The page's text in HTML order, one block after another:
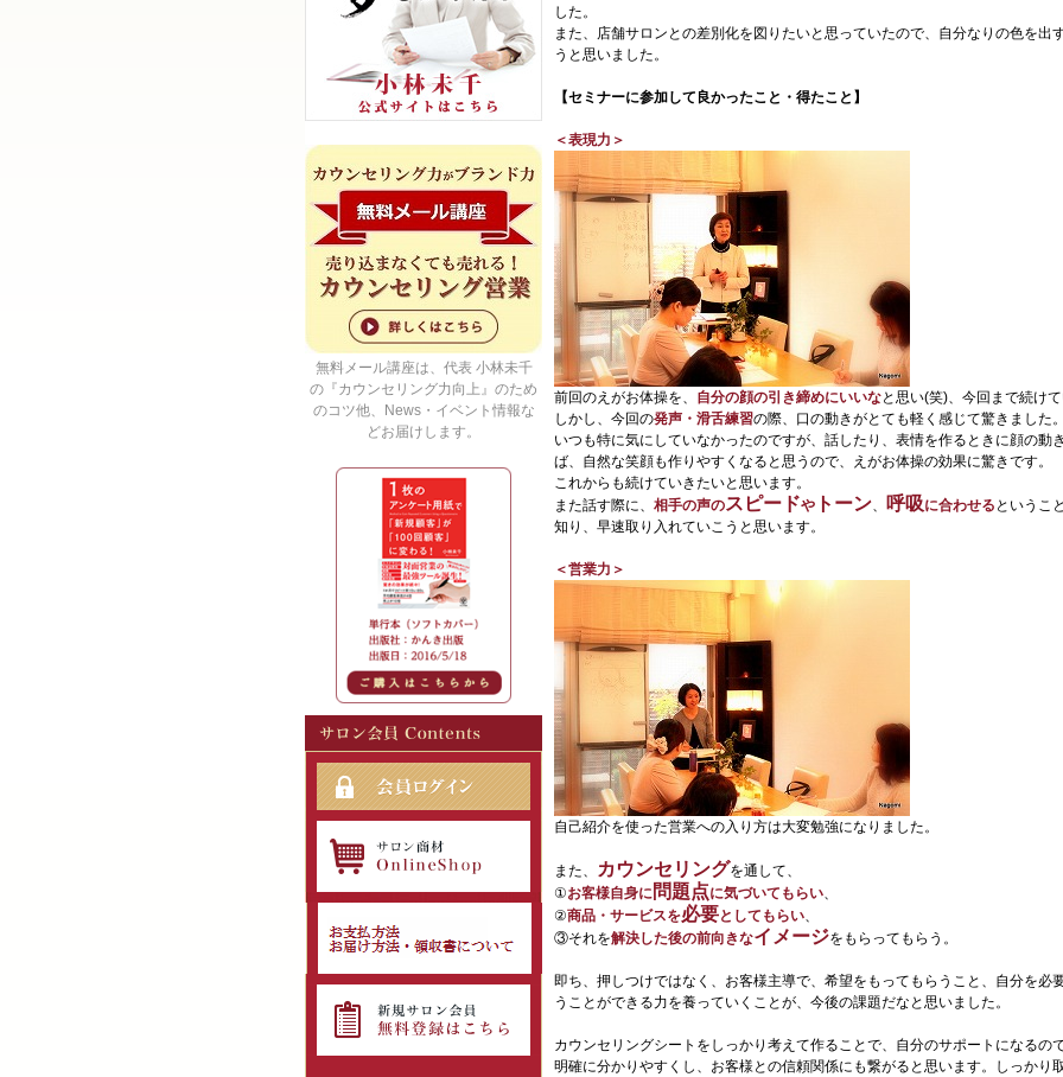
無料メール講座は、代表 小林未千
の『カウンセリング力向上』のため
のコツ他、News・イベント情報な
どお届けします。
した。
また、店舗サロンとの差別化を図りたいと思っていたので、自分なりの色を出
うと思いました。
【セミナーに参加して良かったこと・得たこと】
＜表現力＞
前回のえがお体操を、 自分の顔の引き締めにいいなと思い(笑)、今回まで続けて
しかし、今回の発声・滑舌練習の際、口の動きがとても軽く感じて驚きました。
いつも特に気にしていなかったのですが、話したり、表情を作るときに顔の動
ば、自然な笑顔も作りやすくなると思うので、えがお体操の効果に驚きです。
これからも続けていきたいと思います。
また話す際に、 相手の声のスピードや トーン、 呼吸に合わせる というこ
知り、早速取り入れていこうと思います。
＜営業力＞
自己紹介を使った営業への入り方は大変勉強になりました。
また、 カウンセリングを通して、
①お客様自身に問題点に気づいてもらい、
②商品・サービスを必要としてもらい、
③それを解決した後の前向きなイメージをもらってもらう。
即ち、押しつけではなく、お客様主導で、希望をもってもらうこと、自分を必
うことができる力を養っていくことが、今後の課題だなと思いました。
カウンセリングシートをしっかり考えて作ることで、自分のサポートになるの
明確に分かりやすくし、お客様との信頼関係にも繋がると思います。しっかり